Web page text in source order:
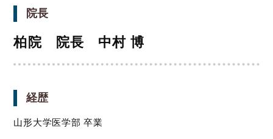
院長
柏院 院長 中村 博
経歴
山形大学医学部 卒業